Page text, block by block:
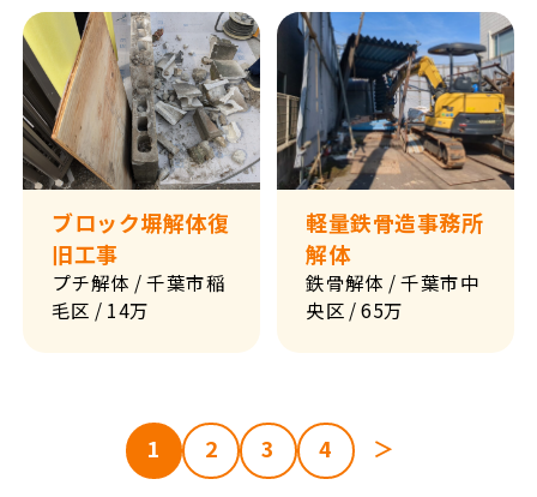
ブロック塀解体復
旧工事
プチ解体 / 千葉市稲
毛区 / 14万
軽量鉄骨造事務所
解体
鉄骨解体 / 千葉市中
央区 / 65万
1 2 3 4 ＞